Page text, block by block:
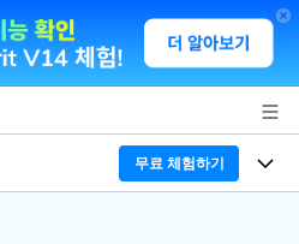
무료 체험하기